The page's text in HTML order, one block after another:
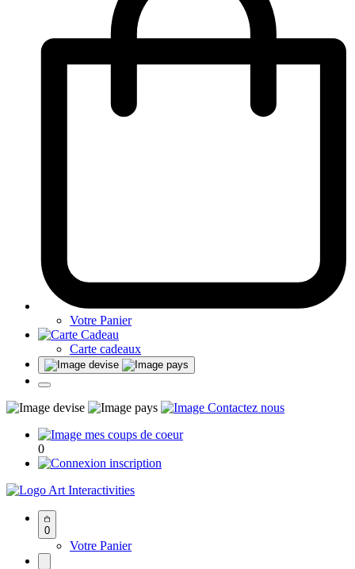
Votre Panier
Carte cadeaux
0
Art Interactivities
0
Votre Panier